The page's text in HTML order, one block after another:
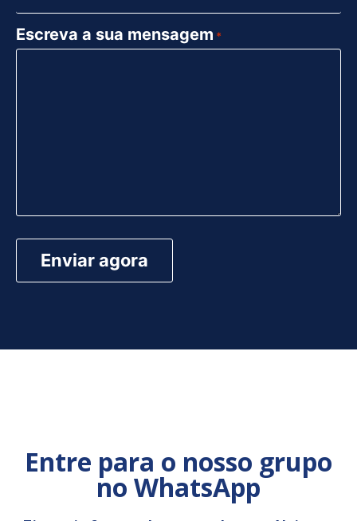
Escreva a sua mensagem *
Entre para o nosso grupo
no WhatsApp